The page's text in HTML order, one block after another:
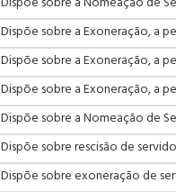
Dispõe sobre a Exoneração, a
Dispõe sobre a Exoneração, a
Dispõe sobre a Exoneração, a
Dispõe sobre a Nomeação de
Dispõe sobre rescisão de
Dispõe sobre exoneração de